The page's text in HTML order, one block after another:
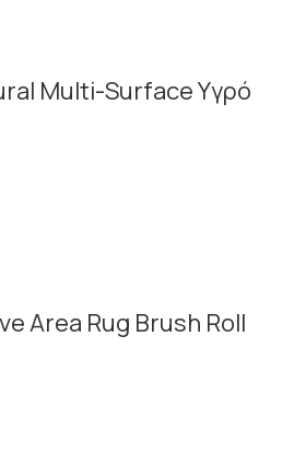
Multi-Surface Yγρό
Area Rug Brush Roll